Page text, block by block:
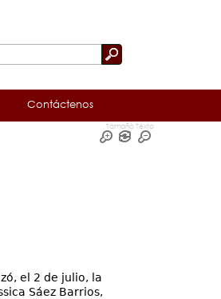
Contáctenos
Tamaño Texto
el 2 de julio, la
Sáez Barrios,